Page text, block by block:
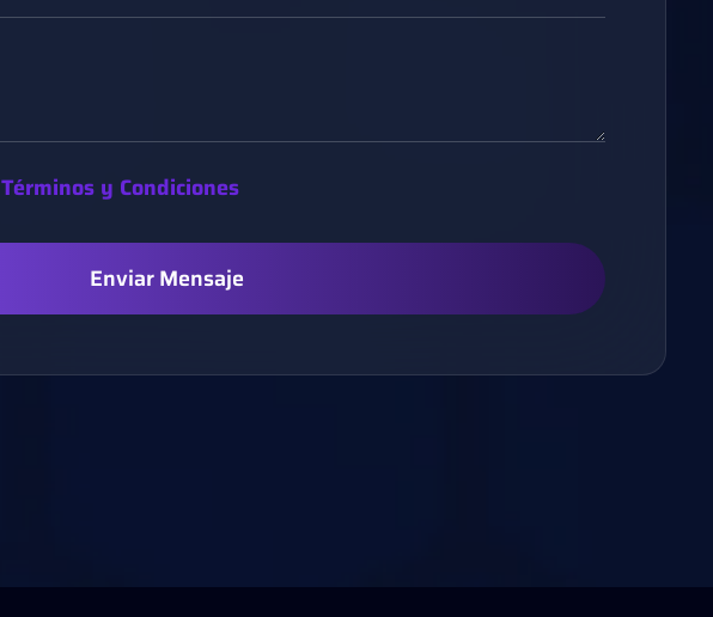
Términos y Condiciones
Enviar Mensaje